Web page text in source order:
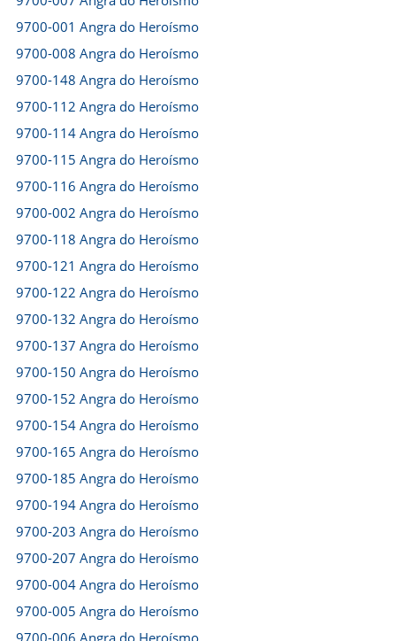
9700-001 Angra do Heroísmo
9700-008 Angra do Heroísmo
9700-148 Angra do Heroísmo
9700-112 Angra do Heroísmo
9700-114 Angra do Heroísmo
9700-115 Angra do Heroísmo
9700-116 Angra do Heroísmo
9700-002 Angra do Heroísmo
9700-118 Angra do Heroísmo
9700-121 Angra do Heroísmo
9700-122 Angra do Heroísmo
9700-132 Angra do Heroísmo
9700-137 Angra do Heroísmo
9700-150 Angra do Heroísmo
9700-152 Angra do Heroísmo
9700-154 Angra do Heroísmo
9700-165 Angra do Heroísmo
9700-185 Angra do Heroísmo
9700-194 Angra do Heroísmo
9700-203 Angra do Heroísmo
9700-207 Angra do Heroísmo
9700-004 Angra do Heroísmo
9700-005 Angra do Heroísmo
9700-006 Angra do Heroísmo